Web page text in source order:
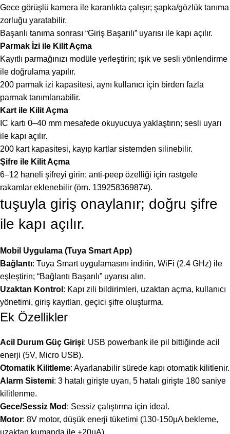
Gece görüşlü kamera ile karanlıkta çalışır; şapka/gözlük tanıma
zorluğu yaratabilir.
Başarılı tanıma sonrası “Giriş Başarılı” uyarısı ile kapı açılır.
Parmak İzi ile Kilit Açma
Kayıtlı parmağınızı modüle yerleştirin; ışık ve sesli yönlendirme
ile doğrulama yapılır.
200 parmak izi kapasitesi, aynı kullanıcı için birden fazla
parmak tanımlanabilir.
Kart ile Kilit Açma
IC kartı 0–40 mm mesafede okuyucuya yaklaştırın; sesli uyarı
ile kapı açılır.
200 kart kapasitesi, kayıp kartlar sistemden silinebilir.
Şifre ile Kilit Açma
6–12 haneli şifreyi girin; anti-peep özelliği için rastgele
rakamlar eklenebilir (örn. 13925836987#).
tuşuyla giriş onaylanır; doğru şifre
ile kapı açılır.
Mobil Uygulama (Tuya Smart App)
Bağlantı: Tuya Smart uygulamasını indirin, WiFi (2.4 GHz) ile
eşleştirin; “Bağlantı Başarılı” uyarısı alın.
Uzaktan Kontrol : Kapı zili bildirimleri, uzaktan açma, kullanıcı
yönetimi, giriş kayıtları, geçici şifre oluşturma.
Ek Özellikler
Acil Durum Güç Girişi: USB powerbank ile pil bittiğinde acil
enerji (5V, Micro USB).
Otomatik Kilitleme: Ayarlanabilir sürede kapı otomatik kilitlenir.
Alarm Sistemi: 3 hatalı girişte uyarı, 5 hatalı girişte 180 saniye
kilitlenme.
Gece/Sessiz Mod : Sessiz çalıştırma için ideal.
Motor: 8V motor, düşük enerji tüketimi (130-150µA bekleme,